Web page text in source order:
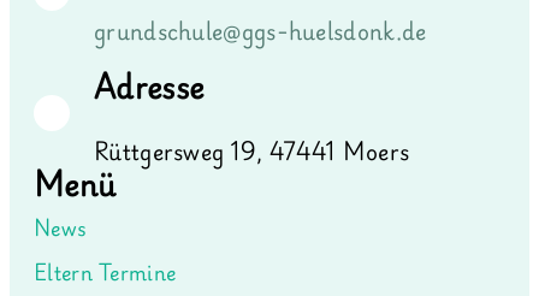
grundschule@ggs-huelsdonk.de
Adresse
Rüttgersweg 19, 47441 Moers
Menü
News
Eltern Termine